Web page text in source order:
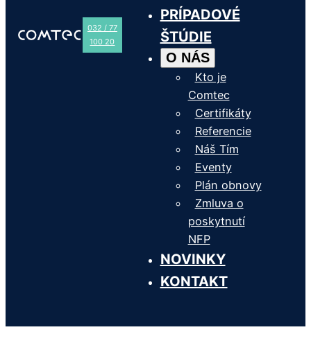
PRÍPADOVÉ
ŠTÚDIE
O NÁS
Kto je
Comtec
Certifikáty
Referencie
Náš Tím
Eventy
Plán obnovy
Zmluva o
poskytnutí
NFP
NOVINKY
KONTAKT
032 / 77
100 20